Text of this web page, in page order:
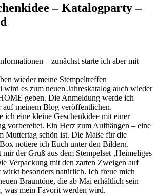
– Katalogparty –
– zunächst starte ich aber mit
wieder meine Stempeltreffen
wird es zum neuen Jahreskatalog auch wieder
geben. Die Anmeldung werde ich
auf meinem Blog veröffentlichen.
ich eine kleine Geschenkidee mit einer
vorbereitet. Ein Herz zum Aufhängen – eine
Muttertag schön ist. Die Maße für die
notiere ich Euch unter den Bildern.
der Gruß aus dem Stempelset ‚Heimeliges
Verpackung mit den zarten Zweigen auf
besonders natürlich. Ich freue mich
Brauntöne, die ab Mai erhältlich sein
was mein Favorit werden wird.